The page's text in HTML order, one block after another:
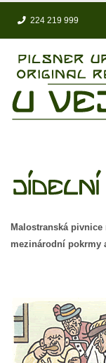
224 219 999
Malostranská
mezinárodní pokrmy